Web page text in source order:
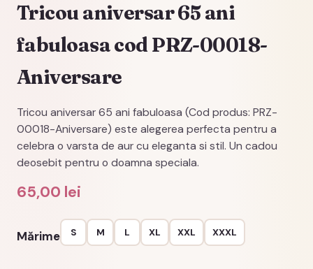
Tricou aniversar 65 ani
fabuloasa cod PRZ-00018-
Aniversare
Tricou aniversar 65 ani fabuloasa (Cod produs: PRZ-
00018-Aniversare) este alegerea perfecta pentru a
celebra o varsta de aur cu eleganta si stil. Un cadou
deosebit pentru o doamna speciala.
65,00 lei
Mărime S M L XL XXL XXXL